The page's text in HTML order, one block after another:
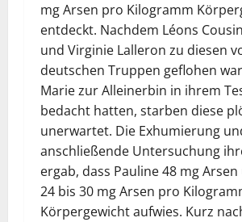
mg Arsen pro Kilogramm
entdeckt. Nachdem Léons
und Virginie Lalleron zu diesen
deutschen Truppen geflohen
Marie zur Alleinerbin in ihrem
bedacht hatten, starben diese
unerwartet. Die Exhumierung
anschließende Untersuchung
ergab, dass Pauline 48 mg
24 bis 30 mg Arsen pro
Körpergewicht aufwies. Kurz